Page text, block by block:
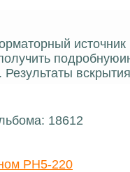
источник
18612
РН5-220